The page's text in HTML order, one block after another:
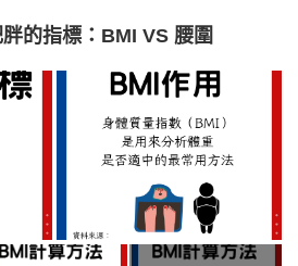
胖的指標：BMI VS 腰圍